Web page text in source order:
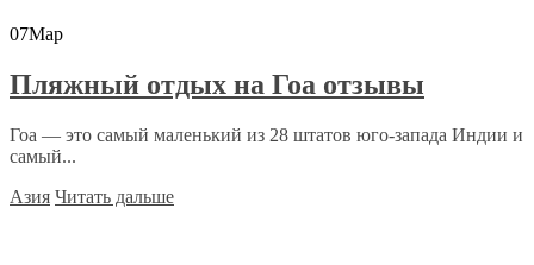
07Мар
Пляжный отдых на Гоа отзывы
Гоа — это самый маленький из 28 штатов юго-запада Индии и
самый...
Азия Читать дальше